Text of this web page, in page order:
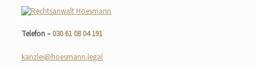
Telefon –030 61 08 04 191
kanzlei@hoesmann.legal